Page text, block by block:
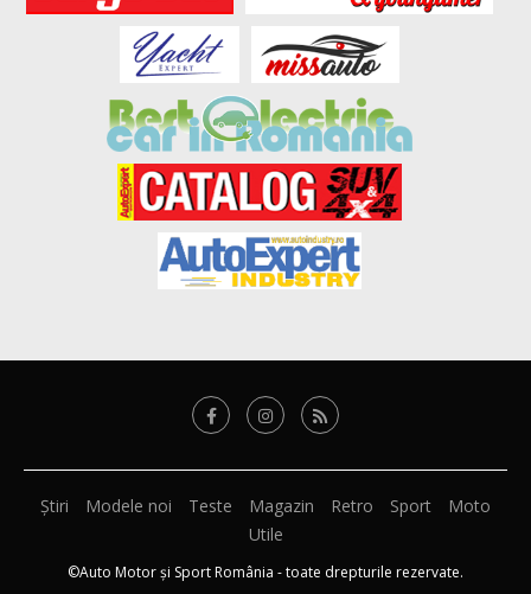
Știri Modele noi Teste Magazin Retro Sport
Moto
Utile
©Auto Motor și Sport România - toate drepturile rezervate.